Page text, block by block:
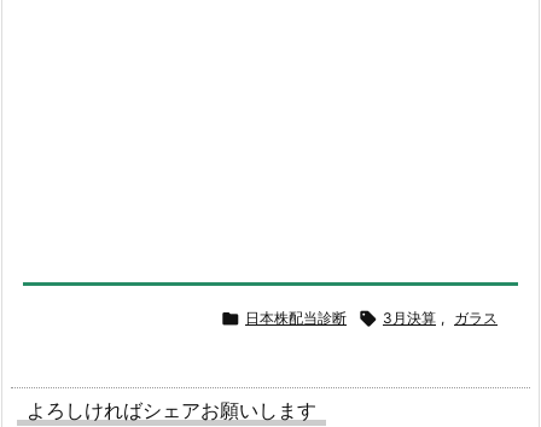
 日本株配当診断  3月決算 , ガラス
よろしければシェアお願いします